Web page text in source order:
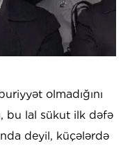
olmadığını
bu lal sükut ilk dəfə
deyil, küçələrdə